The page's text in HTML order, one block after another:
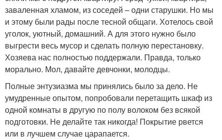
заваленная хламом, из соседей – одни старушки. Но мы
и этому были рады после тесной общаги. Хотелось свой
уголок, уютный, домашний. А для этого нужно было
выгрести весь мусор и сделать полную перестановку.
Хозяева нас полностью поддержали. Правда, только
морально. Мол, давайте девчонки, молодцы.
Полные энтузиазма мы принялись было за дело. Не
умудренные опытом, попробовали перетащить шкаф из
одной комнаты в другую по полу волоком без всякой
подготовки. Не делайте так никогда! Покрытие рвется
или в лучшем случае царапается.